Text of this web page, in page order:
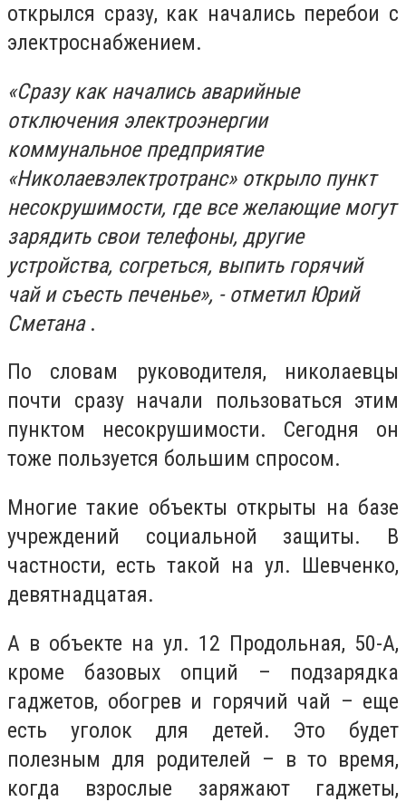
открылся сразу, как начались перебои с
электроснабжением.
«Сразу как начались аварийные
отключения электроэнергии
коммунальное предприятие
«Николаевэлектротранс» открыло пункт
несокрушимости, где все желающие могут
зарядить свои телефоны, другие
устройства, согреться, выпить горячий
чай и съесть печенье», - отметил Юрий
Сметана.
По словам руководителя, николаевцы
почти сразу начали пользоваться этим
пунктом несокрушимости. Сегодня он
тоже пользуется большим спросом.
Многие такие объекты открыты на базе
учреждений социальной защиты. В
частности, есть такой на ул. Шевченко,
девятнадцатая.
А в объекте на ул. 12 Продольная, 50-А,
кроме базовых опций – подзарядка
гаджетов, обогрев и горячий чай – еще
есть уголок для детей. Это будет
полезным для родителей – в то время,
когда взрослые заряжают гаджеты,